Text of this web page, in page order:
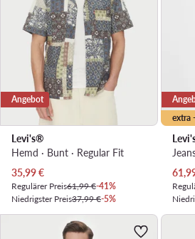
Angebot
Levi's®
Hemd · Bunt · Regular Fit
Aktueller Preis
35,99€
Regulärer Preis61,99 €-41%
Niedrigster Preis37,99 €-5%
extra